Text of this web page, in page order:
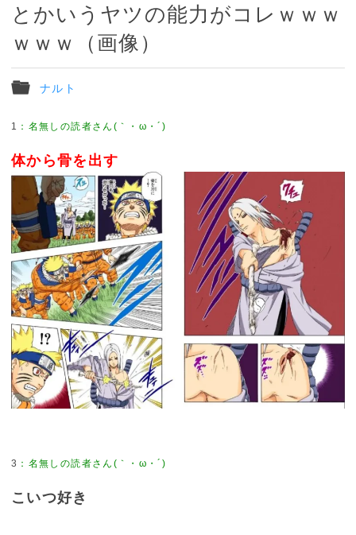
とかいうヤツの能力がコレｗｗｗ
ｗｗｗ（画像）
ナルト
1
体から骨を出す
3
こいつ好き